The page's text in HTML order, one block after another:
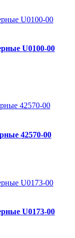
U0100-00
42570-00
U0173-00